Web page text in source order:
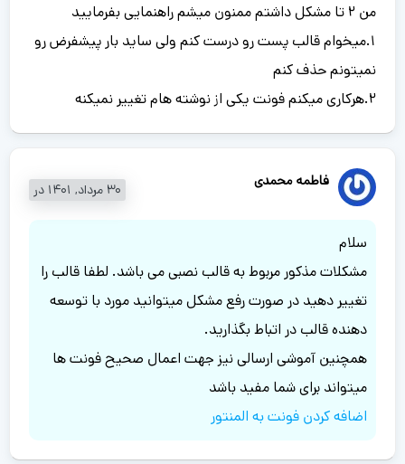
من 2 تا مشکل داشتم ممنون میشم راهنمایی بفرمایید
1.میخوام قالب پست رو درست کنم ولی ساید بار پیشفرض رو
نمیتونم حذف کنم
2.هرکاری میکنم فونت یکی از نوشته هام تغییر نمیکنه
فاطمه محمدی
30 مرداد, 1401 در
سلام
مشکلات مذکور مربوط به قالب نصبی می باشد. لطفا قالب را
تغییر دهید در صورت رفع مشکل میتوانید مورد با توسعه
دهنده قالب در اتباط بگذارید.
همچنین آموشی ارسالی نیز جهت اعمال صحیح فونت ها
میتواند برای شما مفید باشد
اضافه کردن فونت به المنتور